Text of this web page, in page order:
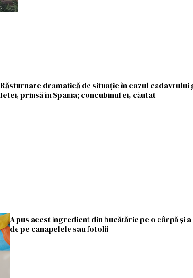
Răsturnare dramatică de situație în cazul cadavrului
fetei, prinsă în Spania; concubinul ei, căutat
A pus acest ingredient din bucătărie pe o cârpă și
de pe canapelele sau fotolii